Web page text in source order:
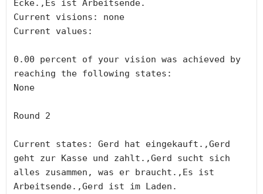
Ecke.,Es ist Arbeitsende.
Current visions: none
Current values:
0.00 percent of your vision was achieved by
reaching the following states:
None
Round 2
Current states: Gerd hat eingekauft.,Gerd
geht zur Kasse und zahlt.,Gerd sucht sich
alles zusammen, was er braucht.,Es ist
Arbeitsende.,Gerd ist im Laden.